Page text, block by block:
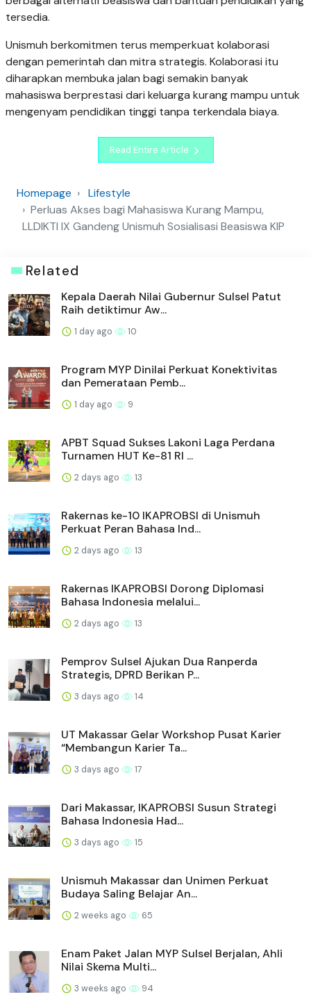
tersedia.
Unismuh berkomitmen terus memperkuat kolaborasi
dengan pemerintah dan mitra strategis. Kolaborasi itu
diharapkan membuka jalan bagi semakin banyak
mahasiswa berprestasi dari keluarga kurang mampu untuk
mengenyam pendidikan tinggi tanpa terkendala biaya.
Read Entire Article
Homepage
Lifestyle
Perluas Akses bagi Mahasiswa Kurang Mampu,
LLDIKTI IX Gandeng Unismuh Sosialisasi Beasiswa KIP
Related
Kepala Daerah Nilai Gubernur Sulsel Patut
Raih detiktimur Aw...
1 day ago 10
Program MYP Dinilai Perkuat Konektivitas
dan Pemerataan Pemb...
1 day ago 9
APBT Squad Sukses Lakoni Laga Perdana
Turnamen HUT Ke-81 RI ...
2 days ago 13
Rakernas ke-10 IKAPROBSI di Unismuh
Perkuat Peran Bahasa Ind...
2 days ago 13
Rakernas IKAPROBSI Dorong Diplomasi
Bahasa Indonesia melalui...
2 days ago 13
Pemprov Sulsel Ajukan Dua Ranperda
Strategis, DPRD Berikan P...
3 days ago 14
UT Makassar Gelar Workshop Pusat Karier
“Membangun Karier Ta...
3 days ago 17
Dari Makassar, IKAPROBSI Susun Strategi
Bahasa Indonesia Had...
3 days ago 15
Unismuh Makassar dan Unimen Perkuat
Budaya Saling Belajar An...
2 weeks ago 65
Enam Paket Jalan MYP Sulsel Berjalan, Ahli
Nilai Skema Multi...
3 weeks ago 94